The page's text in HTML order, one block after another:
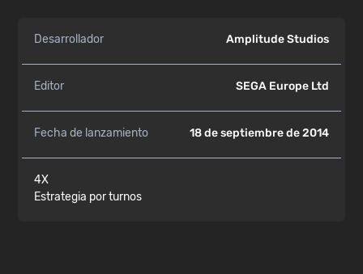
Desarrollador Amplitude Studios
Editor SEGA Europe Ltd
Fecha de lanzamiento 18 de septiembre de 2014
4X
Estrategia por turnos